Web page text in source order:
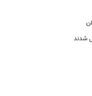
شدند